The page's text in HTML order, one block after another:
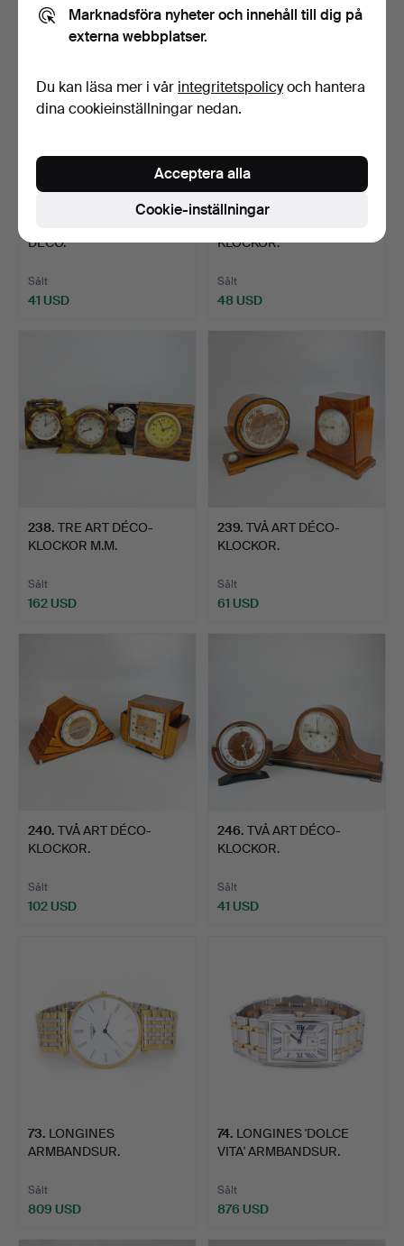
DÉCO.
Sålt
41 USD
KLOCKOR.
Sålt
48 USD
238. TRE ART DÉCO-
KLOCKOR M.M.
Sålt
162 USD
239. TVÅ ART DÉCO-
KLOCKOR.
Sålt
61 USD
240. TVÅ ART DÉCO-
KLOCKOR.
Sålt
102 USD
246. TVÅ ART DÉCO-
KLOCKOR.
Sålt
41 USD
73. LONGINES
ARMBANDSUR.
Sålt
809 USD
74. LONGINES 'DOLCE
VITA' ARMBANDSUR.
Sålt
876 USD
Marknadsföra nyheter och innehåll till dig på
externa webbplatser.
Du kan läsa mer i vår integritetspolicyoch hantera
dina cookieinställningar nedan.
Cookie-inställningar
Acceptera alla